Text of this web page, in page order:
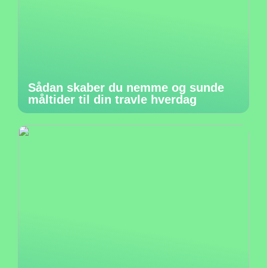
Sådan skaber du nemme og sunde
måltider til din travle hverdag